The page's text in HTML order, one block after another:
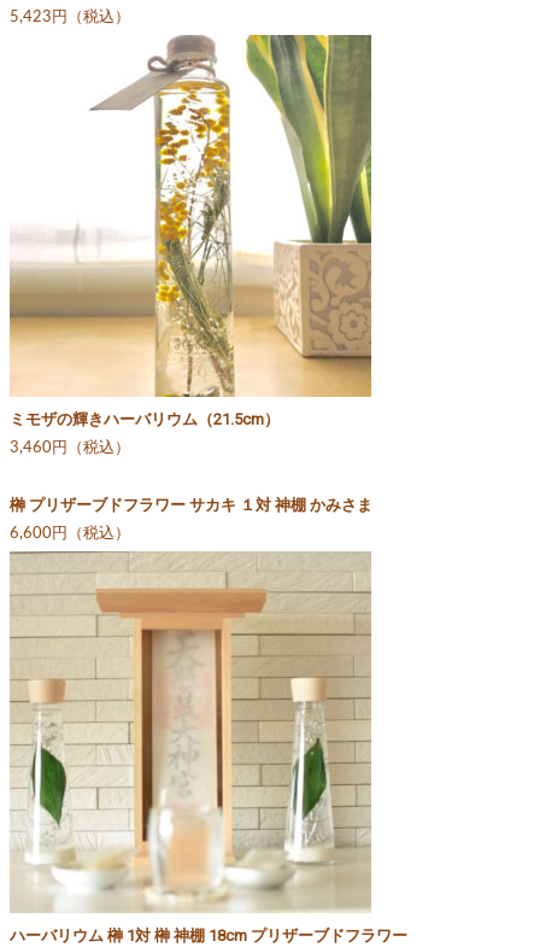
5,423円（税込）
ミモザの輝きハーバリウム（21.5cm）
3,460円（税込）
榊 プリザーブドフラワー サカキ １対 神棚 かみさま
6,600円（税込）
ハーバリウム 榊 1対 榊 神棚 18cm プリザーブドフラワー